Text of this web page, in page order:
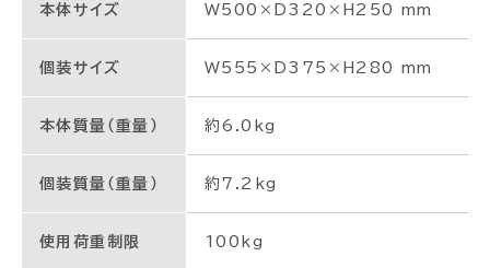
本体サイズ W500×D320×H250 mm
個装サイズ W555×D375×H280 mm
本体質量（重量） 約6.0kg
個装質量（重量） 約7.2kg
使用荷重制限 100kg